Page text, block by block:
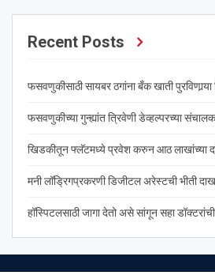
Recent Posts
फसवणुकीसाठी सायबर ठगांना बँक खाती
फसवणुकीच्या गुन्ह्यांत त्रिवेणी डेव्हल्परच्या
खिडकीतून फ्लॅटमध्ये प्रवेश करुन आठ लाखांच्या
मनी लॉड्रिगप्रकरणी डिजीटल अरेस्टची भीती
हॉस्पिटलसाठी जागा देतो असे सांगून सहा